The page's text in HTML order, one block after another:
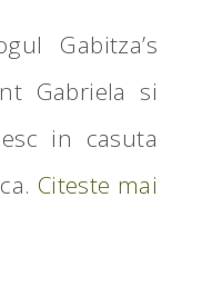
Gabitza’s
Gabriela si
in casuta
Citeste mai